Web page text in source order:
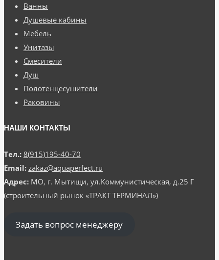
Ванны
Душевые кабины
Мебель
Унитазы
Смесители
Душ
Полотенцесушители
Раковины
НАШИ КОНТАКТЫ
Тел.: 8(915)195-40-70
Email: zakaz@aquaperfect.ru
Адрес: МО, г. Мытищи, ул.Коммунистическая, д.25 Г
(строительный рынок «ТРАКТ ТЕРМИНАЛ»)
Задать вопрос менеджеру